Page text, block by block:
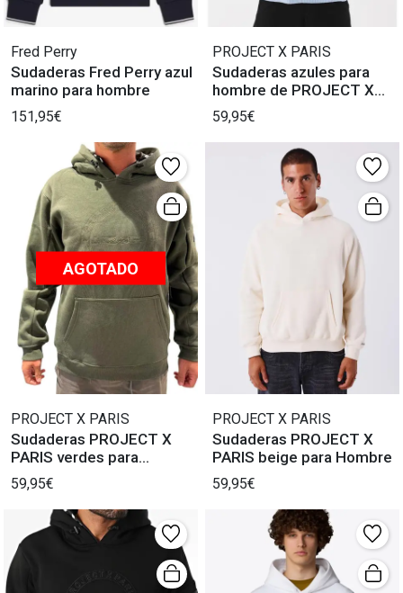
Fred Perry
Sudaderas Fred Perry azul
marino para hombre
151,95€
PROJECT X PARIS
Sudaderas azules para
hombre de PROJECT X
PARIS
59,95€
AGOTADO
PROJECT X PARIS
Sudaderas PROJECT X
PARIS verdes para
hombre.
59,95€
PROJECT X PARIS
Sudaderas PROJECT X
PARIS beige para Hombre
59,95€